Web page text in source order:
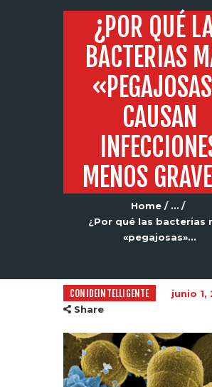
¿POR QUÉ
BACTERIAS
CAUSAN
MENOS
Home
...
¿Por qué las bacterias
«pegajosas»...
CONIDEINTELLIGENTE
junio 1,
Share